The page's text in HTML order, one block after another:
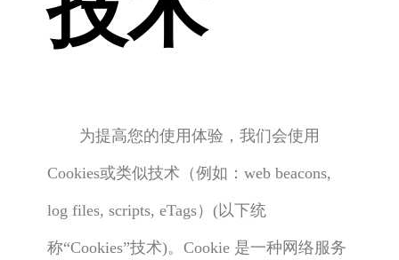
为提高您的使用体验，我们会使用
Cookies或类似技术（例如：web beacons,
log files, scripts, eTags）(以下统
称“Cookies”技术)。Cookie 是一种网络服务